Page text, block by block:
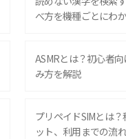
べ方を機種ごとにわ
ASMRとは？初心者
み方を解説
プリペイドSIMとは
ット、利用までの流